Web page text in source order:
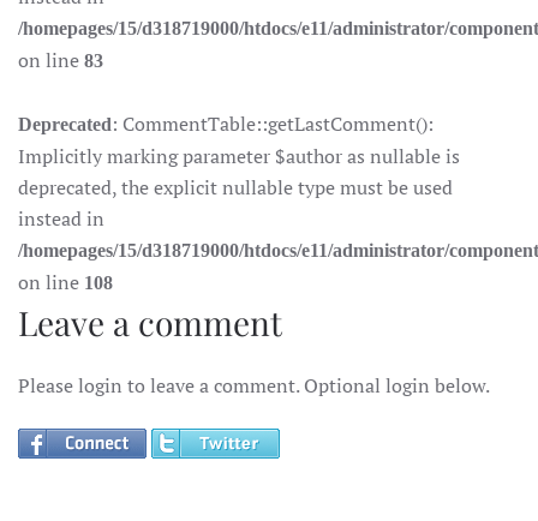
/homepages/15/d318719000/htdocs/e11/administrator/
on line 83
Deprecated: CommentTable::getLastComment():
Implicitly marking parameter $author as nullable is
deprecated, the explicit nullable type must be used
instead in
/homepages/15/d318719000/htdocs/e11/administrator/
on line 108
Leave a comment
Please login to leave a comment. Optional login below.